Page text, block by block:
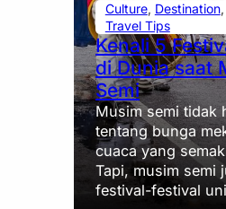
Culture, Destination,
Travel Tips
Kenali 5
di Dunia saat
Semi
Musim semi tidak
tentang bunga
cuaca yang
Tapi, musim semi
festival-festival